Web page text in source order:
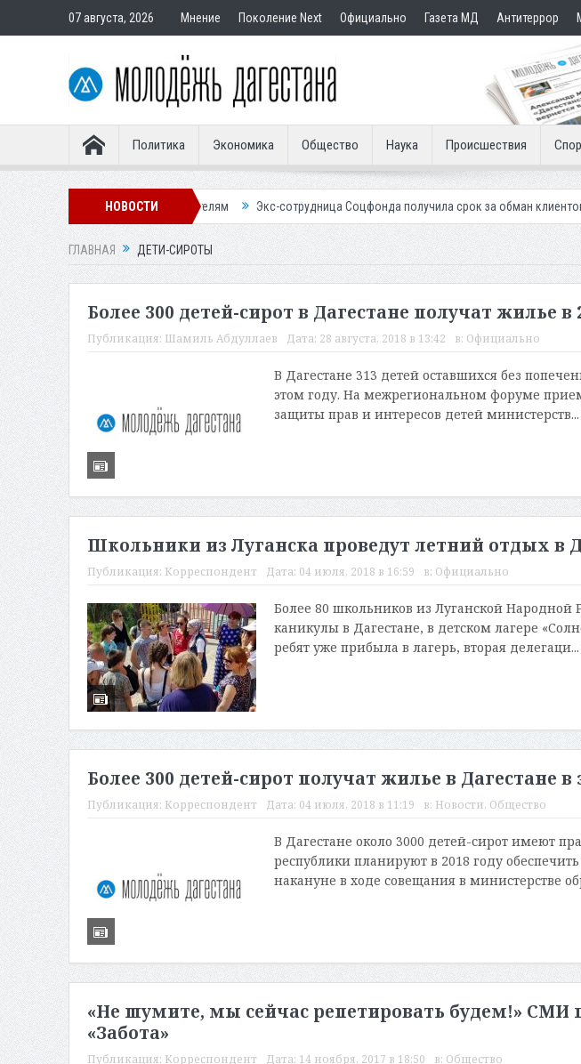
07 августа, 2026 Мнение Поколение Next Официально Газета МД Антитеррор
Политика Экономика Общество Наука Происшествия
НОВОСТИ
подставным покупателям Экс-сотрудница Соцфонда получила срок за обман клиентов Жителей
ГЛАВНАЯ ДЕТИ-СИРОТЫ
Более 300 детей-сирот в Дагестане получат жилье в
Публикация: Шамиль Абдуллаев Дата: 28 августа, 2018 в 13:42 в: Официально
В Дагестане 313 детей оставшихся без
этом году. На межрегиональном форуме
защиты прав и интересов детей министерств...
Школьники из Луганска проведут летний отдых в
Публикация: Корреспондент Дата: 04 июля, 2018 в 16:59 в: Официально
Более 80 школьников из Луганской Народной
каникулы в Дагестане, в детском лагере
ребят уже прибыла в лагерь, вторая делегаци...
Более 300 детей-сирот получат жилье в Дагестане в
Публикация: Корреспондент Дата: 04 июля, 2018 в 11:19 в: Новости, Общество
В Дагестане около 3000 детей-сирот имеют
республики планируют в 2018 году
накануне в ходе совещания в министерстве
«Не шумите, мы сейчас репетировать будем!» СМИ
«Забота»
Публикация: Корреспондент Дата: 14 ноября, 2017 в 18:50 в: Общество